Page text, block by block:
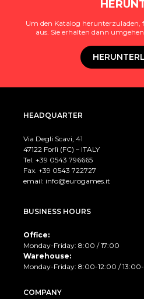
Um den Katalog herunterzuladen,
aus. Sie erhalten dann
HEADQUARTER
Via Degli Scavi, 41
47122 Forlì (FC) – ITALY
Tel. +39 0543 796665
Fax. +39 0543 722727
email: info@eurogames.it
BUSINESS HOURS
Office:
Monday-Friday: 8:00 / 17:00
Warehouse:
Monday-Friday: 8:00-12:00 /
COMPANY